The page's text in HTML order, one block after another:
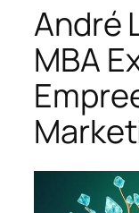
André
MBA